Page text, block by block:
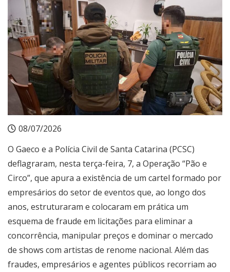
08/07/2026
O Gaeco e a Polícia Civil de Santa Catarina (PCSC)
deflagraram, nesta terça-feira, 7, a Operação “Pão e
Circo”, que apura a existência de um cartel formado por
empresários do setor de eventos que, ao longo dos
anos, estruturaram e colocaram em prática um
esquema de fraude em licitações para eliminar a
concorrência, manipular preços e dominar o mercado
de shows com artistas de renome nacional. Além das
fraudes, empresários e agentes públicos recorriam ao